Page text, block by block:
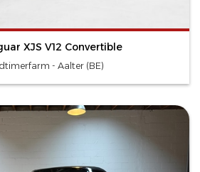
XJS V12 Convertible
- Aalter (BE)